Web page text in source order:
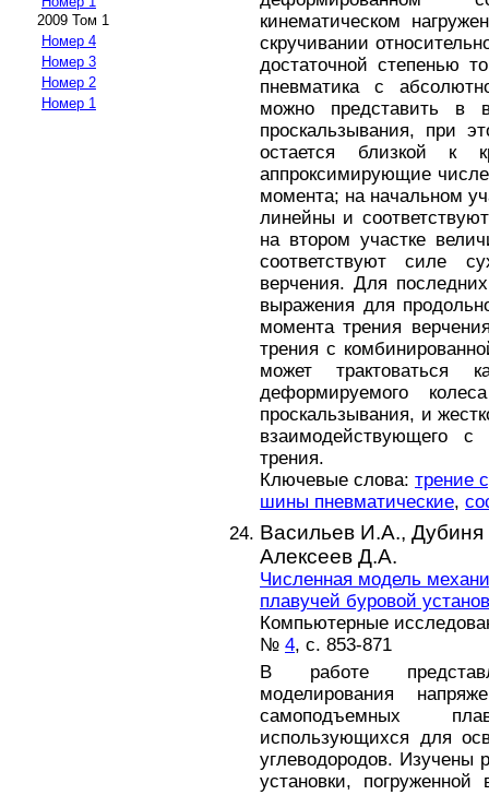
2009 Том 1
Номер 4
Номер 3
Номер 2
Номер 1
кинематическом
скручивании
достаточной степенью
пневматика с
можно представить
проскальзывания, при
остается близкой к
аппроксимирующие
момента; на начальном
линейны и
на втором участке
соответствуют силе
верчения. Для
выражения для
момента трения
трения с
может
деформируемого
проскальзывания, и
взаимодействующего
трения.
Ключевые слова: трение
шины пневматические,
Васильев И.А.,
Алексеев Д.А.
Численная модель
плавучей буровой
Компьютерные
№ 4, с. 853-871
В работе
моделирования
самоподъемных
использующихся для
углеводородов. Изучены
установки,